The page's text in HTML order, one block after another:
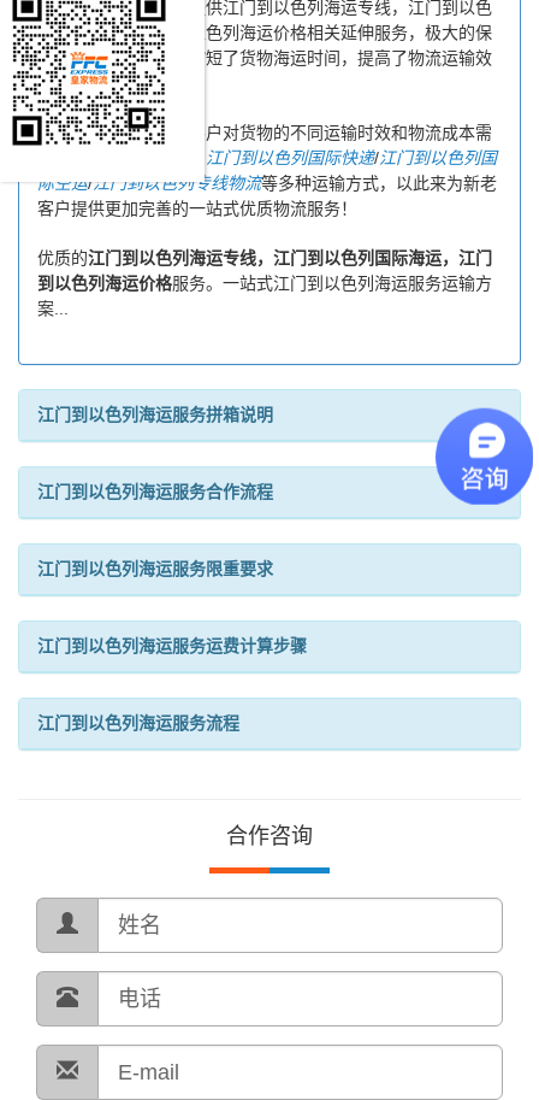
与您及时沟通，为您提供江门到以色列海运专线，江门到以色
列国际海运，江门到以色列海运价格相关延伸服务，极大的保
障了货物的时效性，缩短了货物海运时间，提高了物流运输效
率。
同时，为了方便广大客户对货物的不同运输时效和物流成本需
江门到以色列国际快递/江门到以色列国
际空运/江门到以色列专线物流等多种运输方式，以此来为新老
客户提供更加完善的一站式优质物流服务！
优质的江门到以色列海运专线，江门到以色列国际海运，江门
到以色列海运价格服务。一站式江门到以色列海运服务运输方
案...
江门到以色列海运服务拼箱说明
江门到以色列海运服务合作流程
江门到以色列海运服务限重要求
江门到以色列海运服务运费计算步骤
江门到以色列海运服务流程
合作咨询